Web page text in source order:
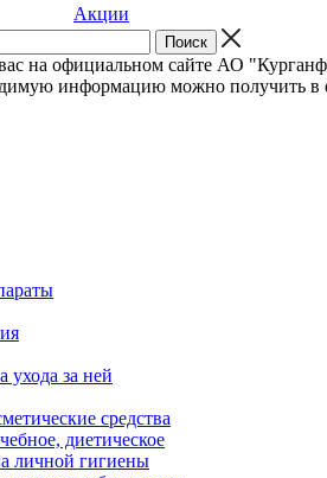
Акции
на официальном сайте АО
информацию можно получить в
за ней
средства
диетическое
личной гигиены